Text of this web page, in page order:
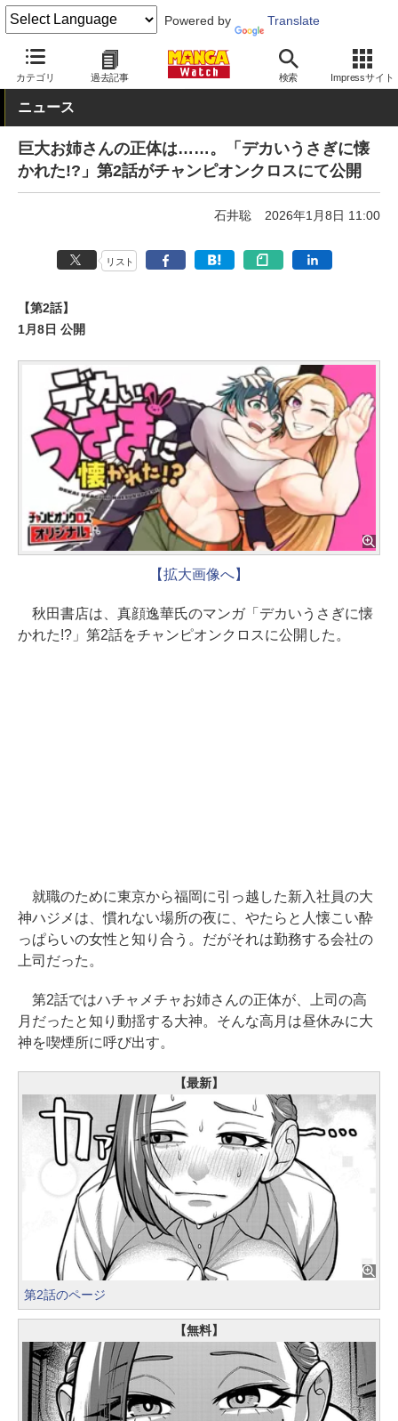
Powered by Translate
カテゴリ 過去記事 検索 Impressサイト
MANGA Watch Web/アプリ
ニュース
巨大お姉さんの正体は……。「デカいうさぎに懐
かれた!?」第2話がチャンピオンクロスにて公開
石井聡 2026年1月8日 11:00
リスト
【第2話】
1月8日 公開
【拡大画像へ】
秋田書店は、真顔逸華氏のマンガ「デカいうさぎに懐
かれた!?」第2話をチャンピオンクロスに公開した。
就職のために東京から福岡に引っ越した新入社員の大
神ハジメは、慣れない場所の夜に、やたらと人懐こい酔
っぱらいの女性と知り合う。だがそれは勤務する会社の
上司だった。
第2話ではハチャメチャお姉さんの正体が、上司の高
月だったと知り動揺する大神。そんな高月は昼休みに大
神を喫煙所に呼び出す。
【最新】
第2話のページ
【無料】